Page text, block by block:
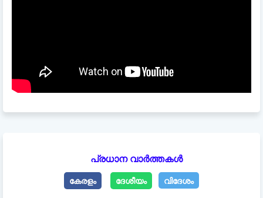
പ്രധാന വാർത്തകൾ
കേരളം ദേശീയം വിദേശം